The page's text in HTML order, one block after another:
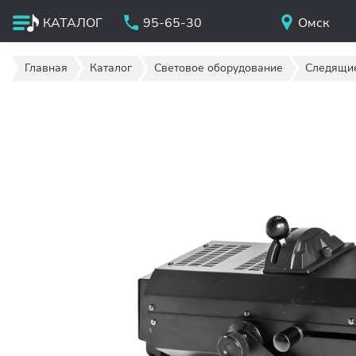
КАТАЛОГ 95-65-30 Омск
Главная Каталог Световое оборудование